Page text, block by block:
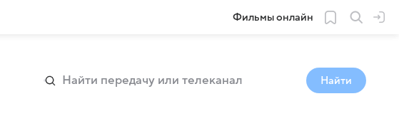
Фильмы онлайн
Найти